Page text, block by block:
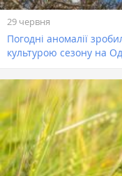
29 червня
Погодні аномалії
культурою сезону на